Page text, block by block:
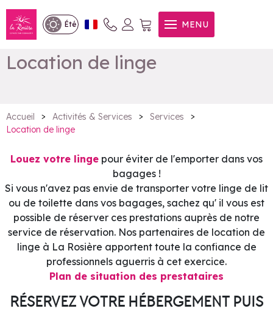
Été MENU
Location de linge
Accueil > Activités & Services > Services
>
Location de linge
Louez votre linge pour éviter de l'emporter dans vos
bagages !
Si vous n'avez pas envie de transporter votre linge de lit
ou de toilette dans vos bagages, sachez qu' il vous est
possible de réserver ces prestations auprès de notre
service de réservation. Nos partenaires de location de
linge à La Rosière apportent toute la confiance de
professionnels aguerris à cet exercice.
Plan de situation des prestataires
RÉSERVEZ VOTRE HÉBERGEMENT PUIS